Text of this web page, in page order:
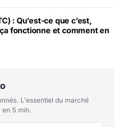
: Qu’est-ce que c’est,
fonctionne et comment en
L'essentiel du marché
en 5 min.